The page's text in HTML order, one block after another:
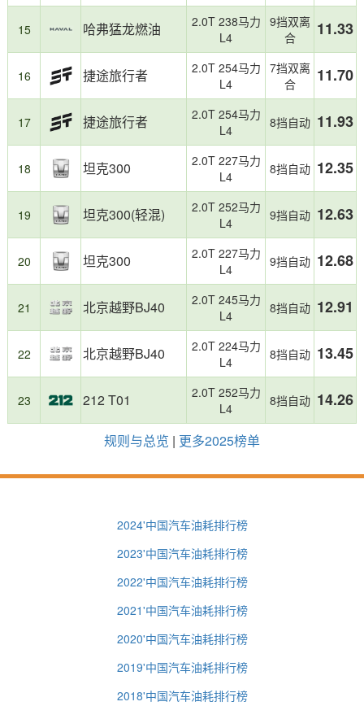
消
费
车
了
值
的
考。
15 哈弗猛龙燃油
2.0T 238马力
L4
9挡双离
合
11.33
16 捷途旅行者
2.0T 254马力
L4
7挡双离
合
11.70
17 捷途旅行者
2.0T 254马力
L4
8挡自动 11.93
18 坦克300
2.0T 227马力
L4
8挡自动 12.35
19 坦克300(轻混)
2.0T 252马力
L4
9挡自动 12.63
20 坦克300
2.0T 227马力
L4
9挡自动 12.68
21 北京越野BJ40
2.0T 245马力
L4
8挡自动 12.91
22 北京越野BJ40
2.0T 224马力
L4
8挡自动 13.45
23 212 T01
2.0T 252马力
L4
8挡自动 14.26
规则与总览 | 更多2025榜单
2024'中国汽车油耗排行榜
2023'中国汽车油耗排行榜
2022'中国汽车油耗排行榜
2021'中国汽车油耗排行榜
2020'中国汽车油耗排行榜
2019'中国汽车油耗排行榜
2018'中国汽车油耗排行榜